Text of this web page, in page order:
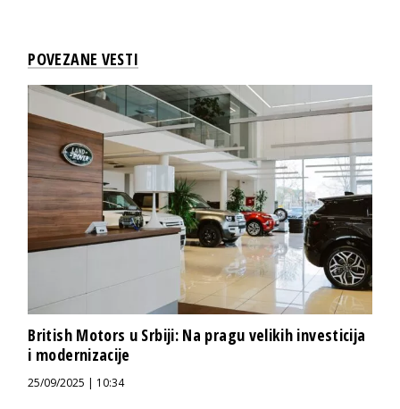
POVEZANE VESTI
British Motors u Srbiji: Na pragu velikih investicija
i modernizacije
25/09/2025 | 10:34